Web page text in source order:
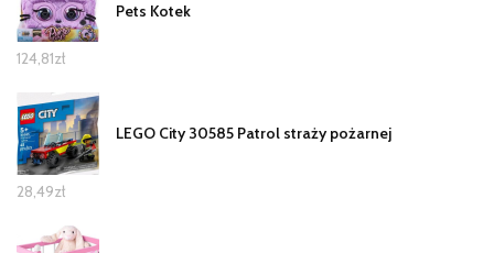
Pets Kotek
124,81zł
LEGO City 30585 Patrol straży pożarnej
28,49zł